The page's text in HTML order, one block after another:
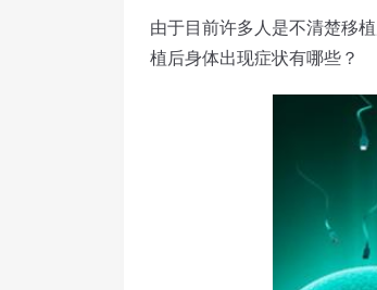
由于目前许多人是不清楚移
植后身体出现症状有哪些？